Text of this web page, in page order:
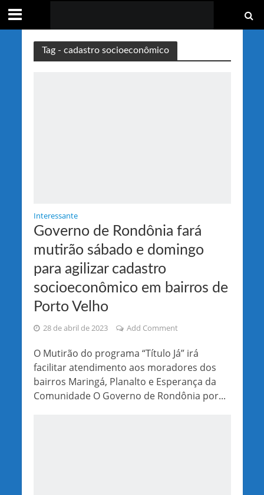
Tag - cadastro socioeconômico
Interessante
Governo de Rondônia fará
mutirão sábado e domingo
para agilizar cadastro
socioeconômico em bairros de
Porto Velho
28 de abril de 2023 Add Comment
O Mutirão do programa “Título Já” irá
facilitar atendimento aos moradores dos
bairros Maringá, Planalto e Esperança da
Comunidade O Governo de Rondônia por...